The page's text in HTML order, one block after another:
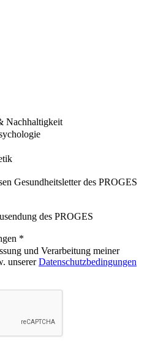
Nachhaltigkeit
Gesundheitsletter des PROGES
des PROGES
*
und Verarbeitung meiner
unsererDatenschutzbedingungen